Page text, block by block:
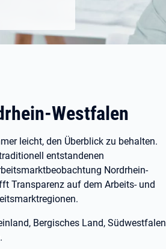
Westfalen
leicht, den Überblick zu behalten.
entstandenen
Nordrhein-
Transparenz auf dem Arbeits- und
Bergisches Land, Südwestfalen